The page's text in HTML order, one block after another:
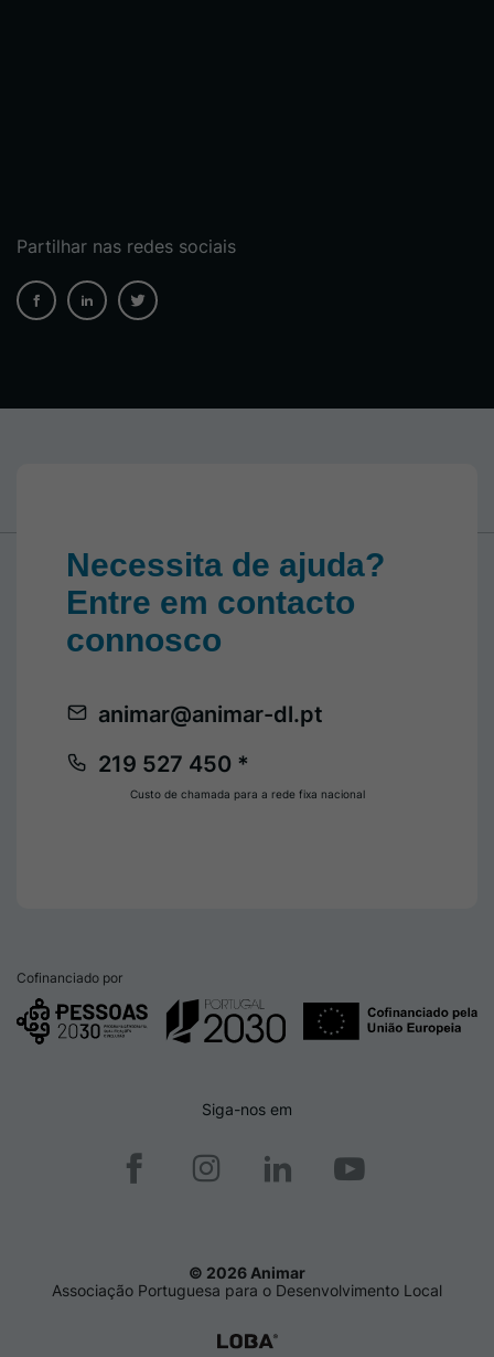
Partilhar nas redes sociais
Necessita de ajuda?
Entre em contacto
connosco
219 527 450 *
animar@animar-dl.pt
Custo de chamada para a rede fixa nacional
Cofinanciado por
Siga-nos em
© 2026 Animar
Associação Portuguesa para o Desenvolvimento Local